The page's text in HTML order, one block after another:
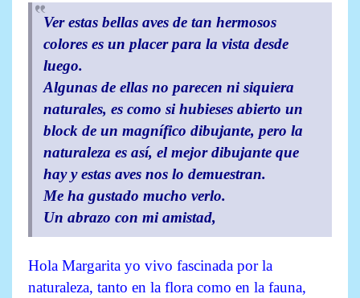
Ver estas bellas aves de tan hermosos
colores es un placer para la vista desde
luego.
Algunas de ellas no parecen ni siquiera
naturales, es como si hubieses abierto un
block de un magnífico dibujante, pero la
naturaleza es así, el mejor dibujante que
hay y estas aves nos lo demuestran.
Me ha gustado mucho verlo.
Un abrazo con mi amistad,
Hola Margarita yo vivo fascinada por la
naturaleza, tanto en la flora como en la fauna,